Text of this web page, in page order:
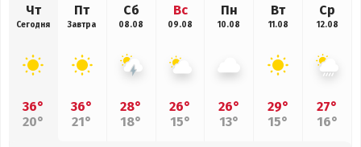
Чт
Сегодня
36°
20°
Пт
Завтра
36°
21°
Сб
08.08
28°
18°
Вс
09.08
26°
15°
Пн
10.08
26°
13°
Вт
11.08
29°
15°
Ср
12.08
27°
16°